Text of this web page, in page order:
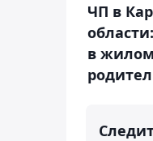
ЧП в
в